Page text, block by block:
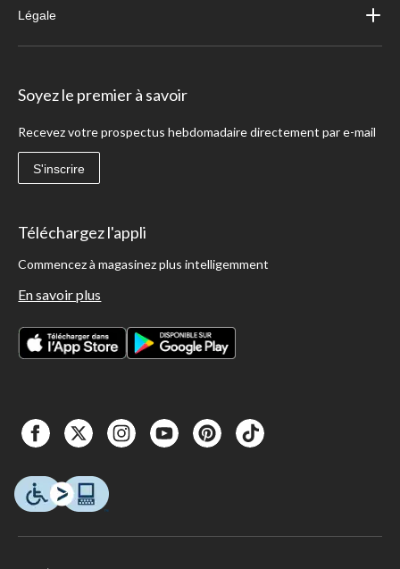
Légale
Soyez le premier à savoir
Recevez votre prospectus hebdomadaire directement par e-mail
S'inscrire
Téléchargez l'appli
Commencez à magasinez plus intelligemment
En savoir plus